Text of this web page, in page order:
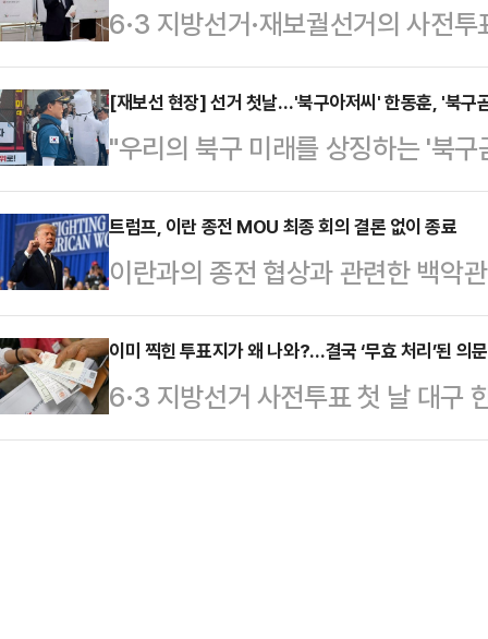
집중유세 이 대통령에 대한 비판을
후보가 이렇듯 수위 높은 비판을 쏟
'사전투표 관련 논란'이 자리 잡고
주민센터에 마련된 사전투표소를
관위 직원에게 "…
6·3 지방선거·재보궐선거의 사전
투표에 나섰던 이재명 대통령의 기
반 의혹이 선거전 막판 쟁점이 되면
"불법선거운동" "선거중립의무 위
힘 대표는 29일 오후 이 대통령의
페이스북을 통해 "언론사 카메라가
를 들고 나와서 보여주었다"라며 "
하는데도, 반복적…
[재보선 현장] 선거 첫날…'북구아저씨' 한동훈, '북구
"우리의 북구 미래를 상징하는 '북
오늘 생계로 참석을 못해서 오늘 제
날인 29일 이제는 '북구아저씨'로
변신한 아내 진은정 변호사와 함께
더불어민주당 후보와 박민식 국민
자들을 둘러싼 공방이 선거 쟁점으
어슈트를 입고 등장한 장면은 자원
시에 북구 주…
트럼프, 이란 종전 MOU 최종 회의 결론 없이 종료
이란과의 종전 협상과 관련한 백악
프 미국 대통령이 아직 이와 관련한
욕타임스(NYT) 등은 29일(현지시
트럼프 대통령의 상황실 회의가 약
아직 어떤 결정도 내리지 못했다고
이미 찍힌 투표지가 왜 나와?…결국 ‘무효 처리’된 의
6·3 지방선거 사전투표 첫 날 대구
지가 발견돼 유권자가 항의하는 소